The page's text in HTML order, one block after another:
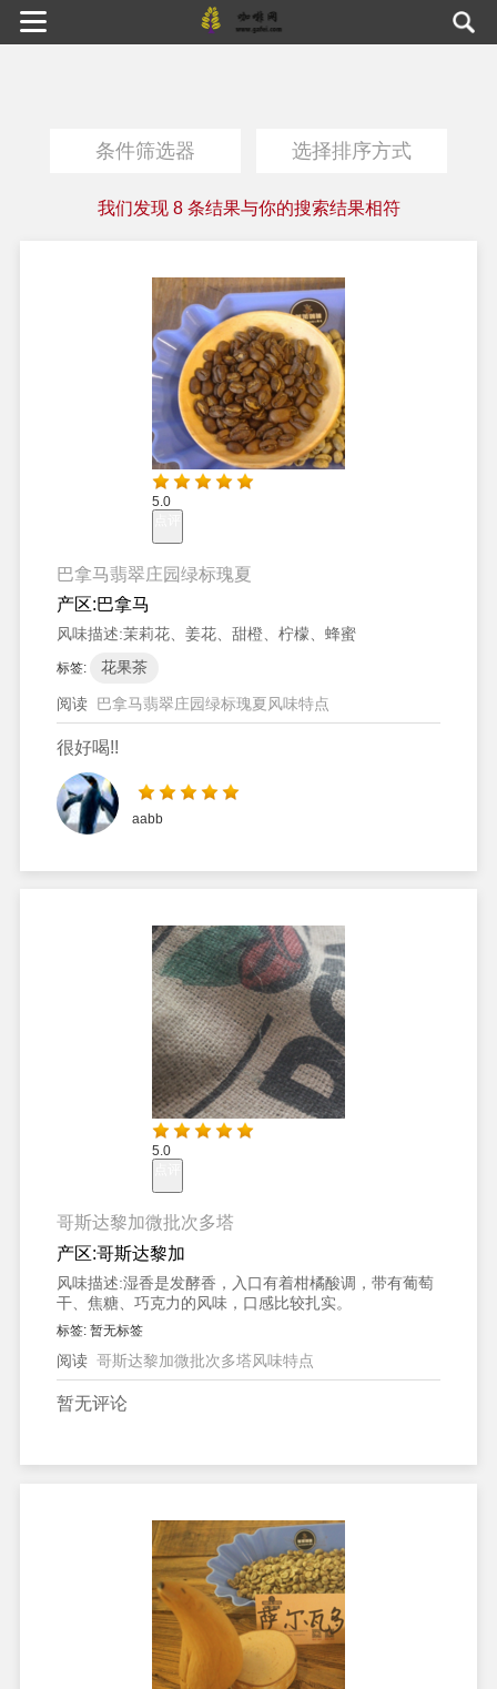
条件筛选器 选择排序方式
我们发现 8条结果与你的搜索结果相符
5.0
巴拿马翡翠庄园绿标瑰夏
产区:巴拿马
风味描述:茉莉花、姜花、甜橙、柠檬、蜂蜜
标签: 花果茶
阅读 巴拿马翡翠庄园绿标瑰夏风味特点
很好喝!!
aabb
5.0
哥斯达黎加微批次多塔
产区:哥斯达黎加
风味描述:湿香是发酵香，入口有着柑橘酸调，带有葡萄
干、焦糖、巧克力的风味，口感比较扎实。
标签: 暂无标签
阅读 哥斯达黎加微批次多塔风味特点
暂无评论